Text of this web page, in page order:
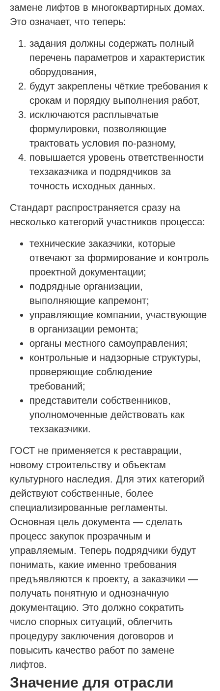
замене лифтов в многоквартирных домах.
Это означает, что теперь:
задания должны содержать полный
перечень параметров и характеристик
оборудования,
будут закреплены чёткие требования к
срокам и порядку выполнения работ,
исключаются расплывчатые
формулировки, позволяющие
трактовать условия по-разному,
повышается уровень ответственности
техзаказчика и подрядчиков за
точность исходных данных.
Стандарт распространяется сразу на
несколько категорий участников процесса:
технические заказчики, которые
отвечают за формирование и контроль
проектной документации;
подрядные организации,
выполняющие капремонт;
управляющие компании, участвующие
в организации ремонта;
органы местного самоуправления;
контрольные и надзорные структуры,
проверяющие соблюдение
требований;
представители собственников,
уполномоченные действовать как
техзаказчики.
ГОСТ не применяется к реставрации,
новому строительству и объектам
культурного наследия. Для этих категорий
действуют собственные, более
специализированные регламенты.
Основная цель документа — сделать
процесс закупок прозрачным и
управляемым. Теперь подрядчики будут
понимать, какие именно требования
предъявляются к проекту, а заказчики —
получать понятную и однозначную
документацию. Это должно сократить
число спорных ситуаций, облегчить
процедуру заключения договоров и
повысить качество работ по замене
лифтов.
Значение для отрасли